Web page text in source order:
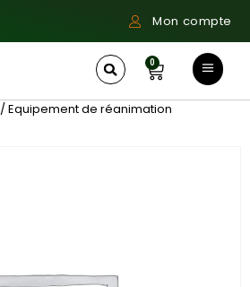
Mon compte
0
/ Equipement de réanimation